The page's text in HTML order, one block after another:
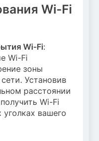
Wi-Fi
Wi-Fi:
Wi-Fi
зоны
Установив
расстоянии
Wi-Fi
вашего